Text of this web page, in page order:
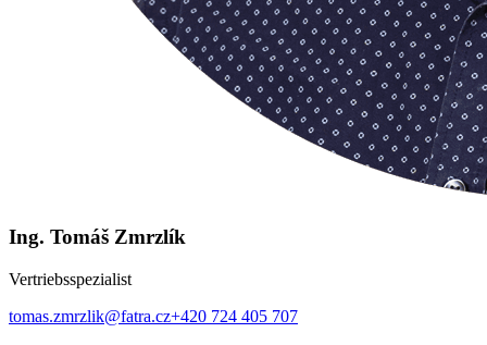
Ing. Tomáš Zmrzlík
Vertriebsspezialist
tomas.zmrzlik@fatra.cz+420 724 405 707